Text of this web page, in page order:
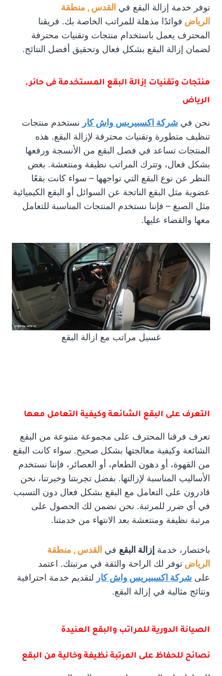
توفر خدمة إزالة البقع في القدس , منطقة
الرياض فوائدًا مذهلة للمراتب الخاصة بك. فريقنا
المحترف يعمل باستخدام منتجات وتقنيات محترفة
لضمان إزالة البقع بشكل فعال وتحقيق أفضل النتائج.
منتجات وتقنيات إزالة البقع المستخدمة فى حائر ,
الرياض
نحن في شركة اكسبيريس واش كار نستخدم منتجات
تنظيف متطورة وتقنيات محترفة لإزالة البقع. هذه
المنتجات تساعد في فصل البقع من الأنسجة ورفعها
بشكل فعال، وتترك المراتب نظيفة ومنتعشة. بغض
النظر عن نوع البقع التي تواجهها – سواء كانت بقعًا
عضوية مثل البقع الناتجة عن السوائل أو البقع الكيميائية
مثل الصبغ – فإننا نستخدم المنتجات المناسبة للتعامل
معها والقضاء عليها.
غسيل مراتب مع ازالة البقع
التعرف على البقع الشائعة وكيفية التعامل معها
تعرف فرقنا المحترف على مجموعة متنوعة من البقع
الشائعة وكيفية معالجتها بشكل صحيح. سواء كانت البقع
من القهوة، أو دهون الطعام، أو العصائر، فإننا نستخدم
الأساليب المناسبة لإزالتها. بفضل تجربتنا وخبرتنا، نحن
قادرون على التعامل مع البقع بشكل فعال دون التسبب
في أي ضرر للمرتبة. نحن نضمن لك الحصول على
مرتبة نظيفة ومنتعشة بعد الانتهاء من خدمتنا.
باختصار، خدمة إزالة البقع في القدس , منطقة
الرياض توفر لك الراحة والثقة في مرتبتك. اعتمد
على شركة اكسبيريس واش كار لتقديم خدمة احترافية
ونتائج مثالية في إزالة البقع.
الصيانة الدورية للمراتب والبقع العنيدة
نصائح للحفاظ على المرتبة نظيفة وخالية من البقع